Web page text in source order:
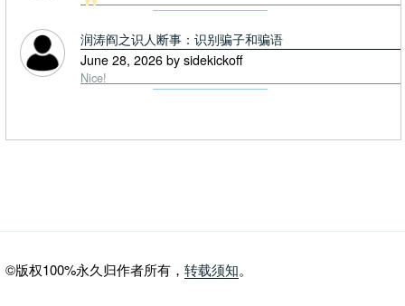
润涛阎之识人断事：识别骗子和骗语
June 28, 2026 by sidekickoff
Nice!
©版权100%永久归作者所有， 转载须知。